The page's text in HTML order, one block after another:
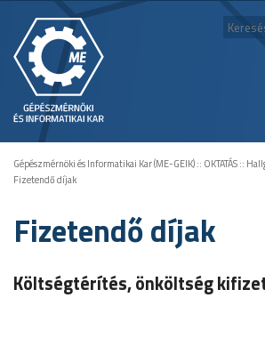
Gépészmérnöki és Informatikai Kar (ME-GEIK):: OKTATÁS::
Fizetendő díjak
Fizetendő díjak
Költségtérítés, önköltség